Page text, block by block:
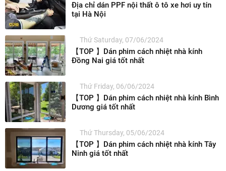
Địa chỉ dán PPF nội thất ô tô xe hơi uy tín
tại Hà Nội
Thứ Saturday, 07/06/2024
【TOP 】Dán phim cách nhiệt nhà kính
Đồng Nai giá tốt nhất
Thứ Friday, 06/06/2024
【TOP 】Dán phim cách nhiệt nhà kính Bình
Dương giá tốt nhất
Thứ Thursday, 05/06/2024
【TOP 】Dán phim cách nhiệt nhà kính Tây
Ninh giá tốt nhất